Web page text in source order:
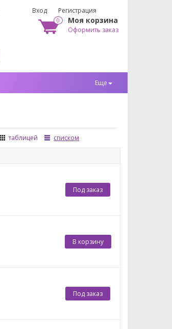
Вход Регистрация
0 Моя корзина
Оформить заказ
Еще
таблицей списком
Под заказ
В корзину
Под заказ